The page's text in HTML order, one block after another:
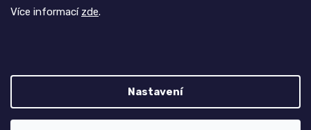
Více informací zde.
Nastavení
a realizace interiérů
Poznejte nás blíže